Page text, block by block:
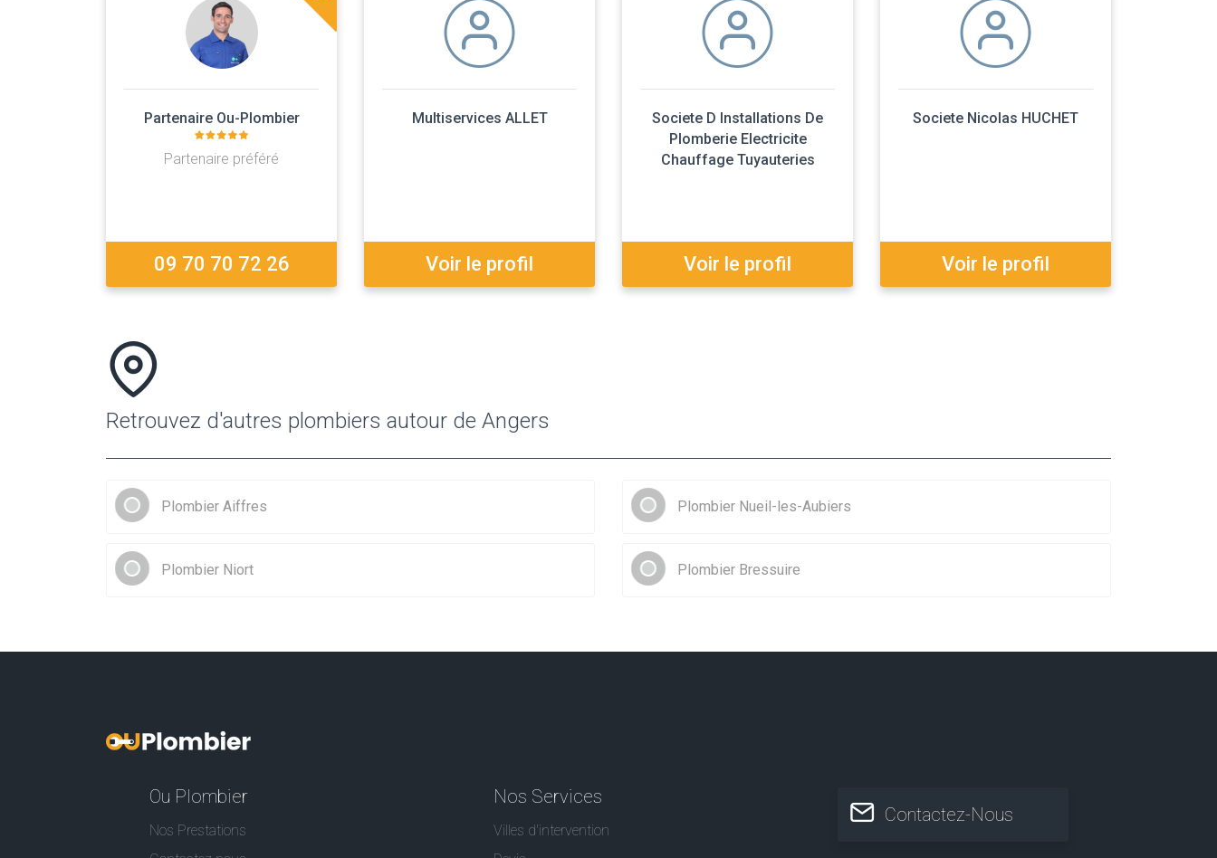
Partenaire Ou-Plombier
Partenaire préféré
09 70 70 72 26
Multiservices ALLET
Voir le profil
Societe D Installations De
Plomberie Electricite
Chauffage Tuyauteries
Voir le profil
Societe Nicolas HUCHET
Voir le profil
Retrouvez d'autres plombiers autour de Angers
Plombier Aiffres Plombier Nueil-les-Aubiers
Plombier Niort Plombier Bressuire
Ou Plombier
Nos Prestations
Nos Services
Villes d'intervention
Contactez-Nous